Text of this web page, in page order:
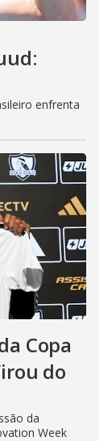
enfrenta
Copa
do
da
Week